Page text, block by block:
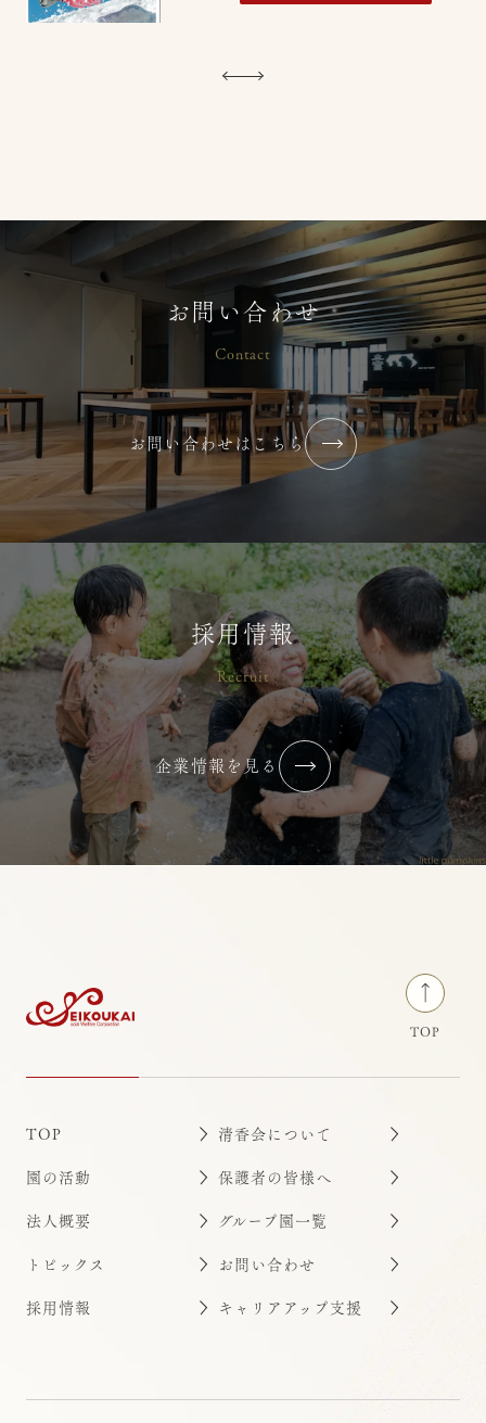
2021/02/18 メディア掲載
保育ナビ【2020年6月号】
2021/02/18
保育ナビ【2019年12月号】
2021/02/18 メディア掲載
お問い合わせ
Contact
お問い合わせはこちら
採用情報
Recruit
企業情報を見る
TOP
TOP 清香会について
園の活動 保護者の皆様へ
法人概要 グループ園一覧
トピックス お問い合わせ
採用情報 キャリアアップ支援